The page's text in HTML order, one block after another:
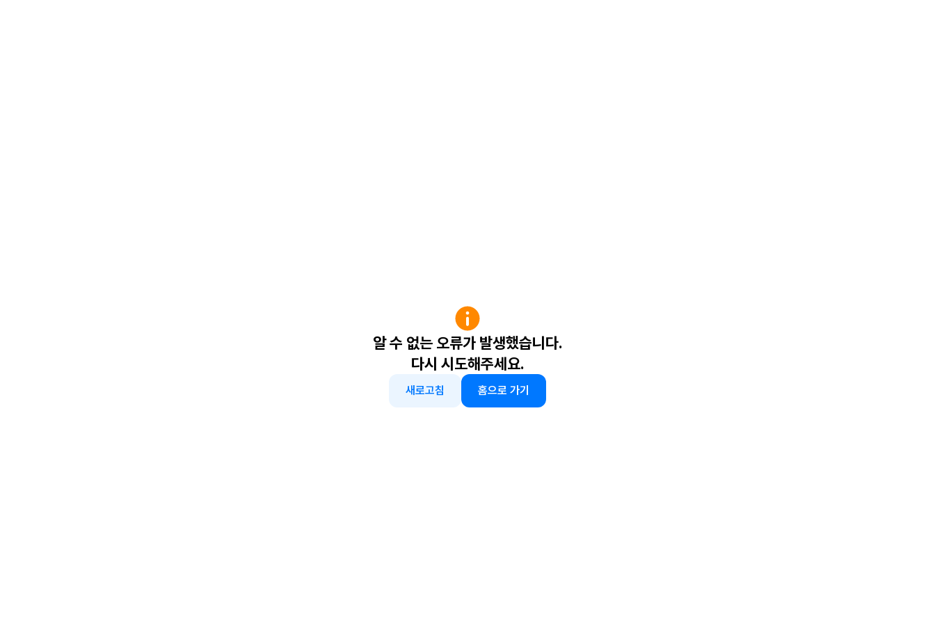
알 수 없는 오류가 발생했습니다.
다시 시도해주세요.
새로고침 홈으로 가기